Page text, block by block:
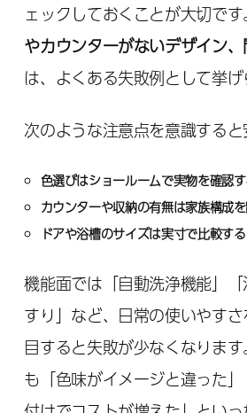
ェックしておくことが大切です
やカウンターがないデザイン
は、よくある失敗例として挙げ
次のような注意点を意識すると
色選びはショールームで実物を確認
カウンターや収納の有無は家族構成
ドアや浴槽のサイズは実寸で比較する
機能面では「自動洗浄機能」
すり」など、日常の使いやす
目すると失敗が少なくなりま
も「色味がイメージと違った